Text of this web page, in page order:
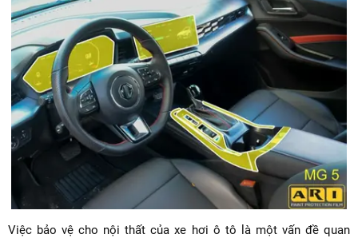
Việc bảo vệ cho nội thất của xe hơi ô tô là một vấn đề quan